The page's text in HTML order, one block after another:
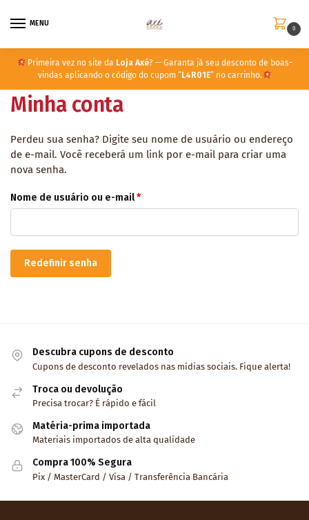
MENU
0
Primeira vez no site da Loja Axé? — Garanta já seu desconto de boas-
vindas aplicando o código do cupom “ L4R01E” no carrinho.
Minha conta
Perdeu sua senha? Digite seu nome de usuário ou endereço
de e-mail. Você receberá um link por e-mail para criar uma
nova senha.
Nome de usuário ou e-mail*
Redefinir senha
Descubra cupons de desconto
Cupons de desconto revelados nas mídias sociais. Fique alerta!
Troca ou devolução
Precisa trocar? É rápido e fácil
Matéria-prima importada
Materiais importados de alta qualidade
Compra 100% Segura
Pix / MasterCard / Visa / Transferência Bancária